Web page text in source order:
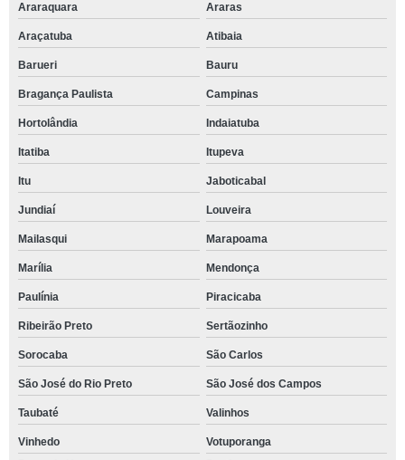
Araraquara Araras
Araçatuba Atibaia
Barueri Bauru
Bragança Paulista Campinas
Hortolândia Indaiatuba
Itatiba Itupeva
Itu Jaboticabal
Jundiaí Louveira
Mailasqui Marapoama
Marília Mendonça
Paulínia Piracicaba
Ribeirão Preto Sertãozinho
Sorocaba São Carlos
São José do Rio Preto São José dos Campos
Taubaté Valinhos
Vinhedo
Votuporanga